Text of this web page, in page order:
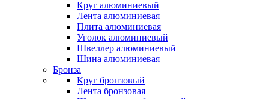
Круг алюминиевый
Лента алюминиевая
Плита алюминиевая
Уголок алюминиевый
Швеллер алюминиевый
Шина алюминиевая
Бронза
Круг бронзовый
Лента бронзовая